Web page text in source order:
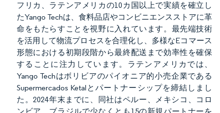
フリカ、ラテンアメリカの10カ国以上で実績を確立し
たYango Techは、食料品店やコンビニエンスストアに革
命をもたらすことを視野に入れています。最先端技術
を活用して物流プロセスを合理化し、多様なEコマース
形態における初期段階から最終配送まで効率性を確保
することに注力しています。ラテンアメリカでは、
Yango Techはボリビアのパイオニア的小売企業である
Supermercados Ketalとパートナーシップを締結しまし
た。2024年末までに、同社はペルー、メキシコ、コロ